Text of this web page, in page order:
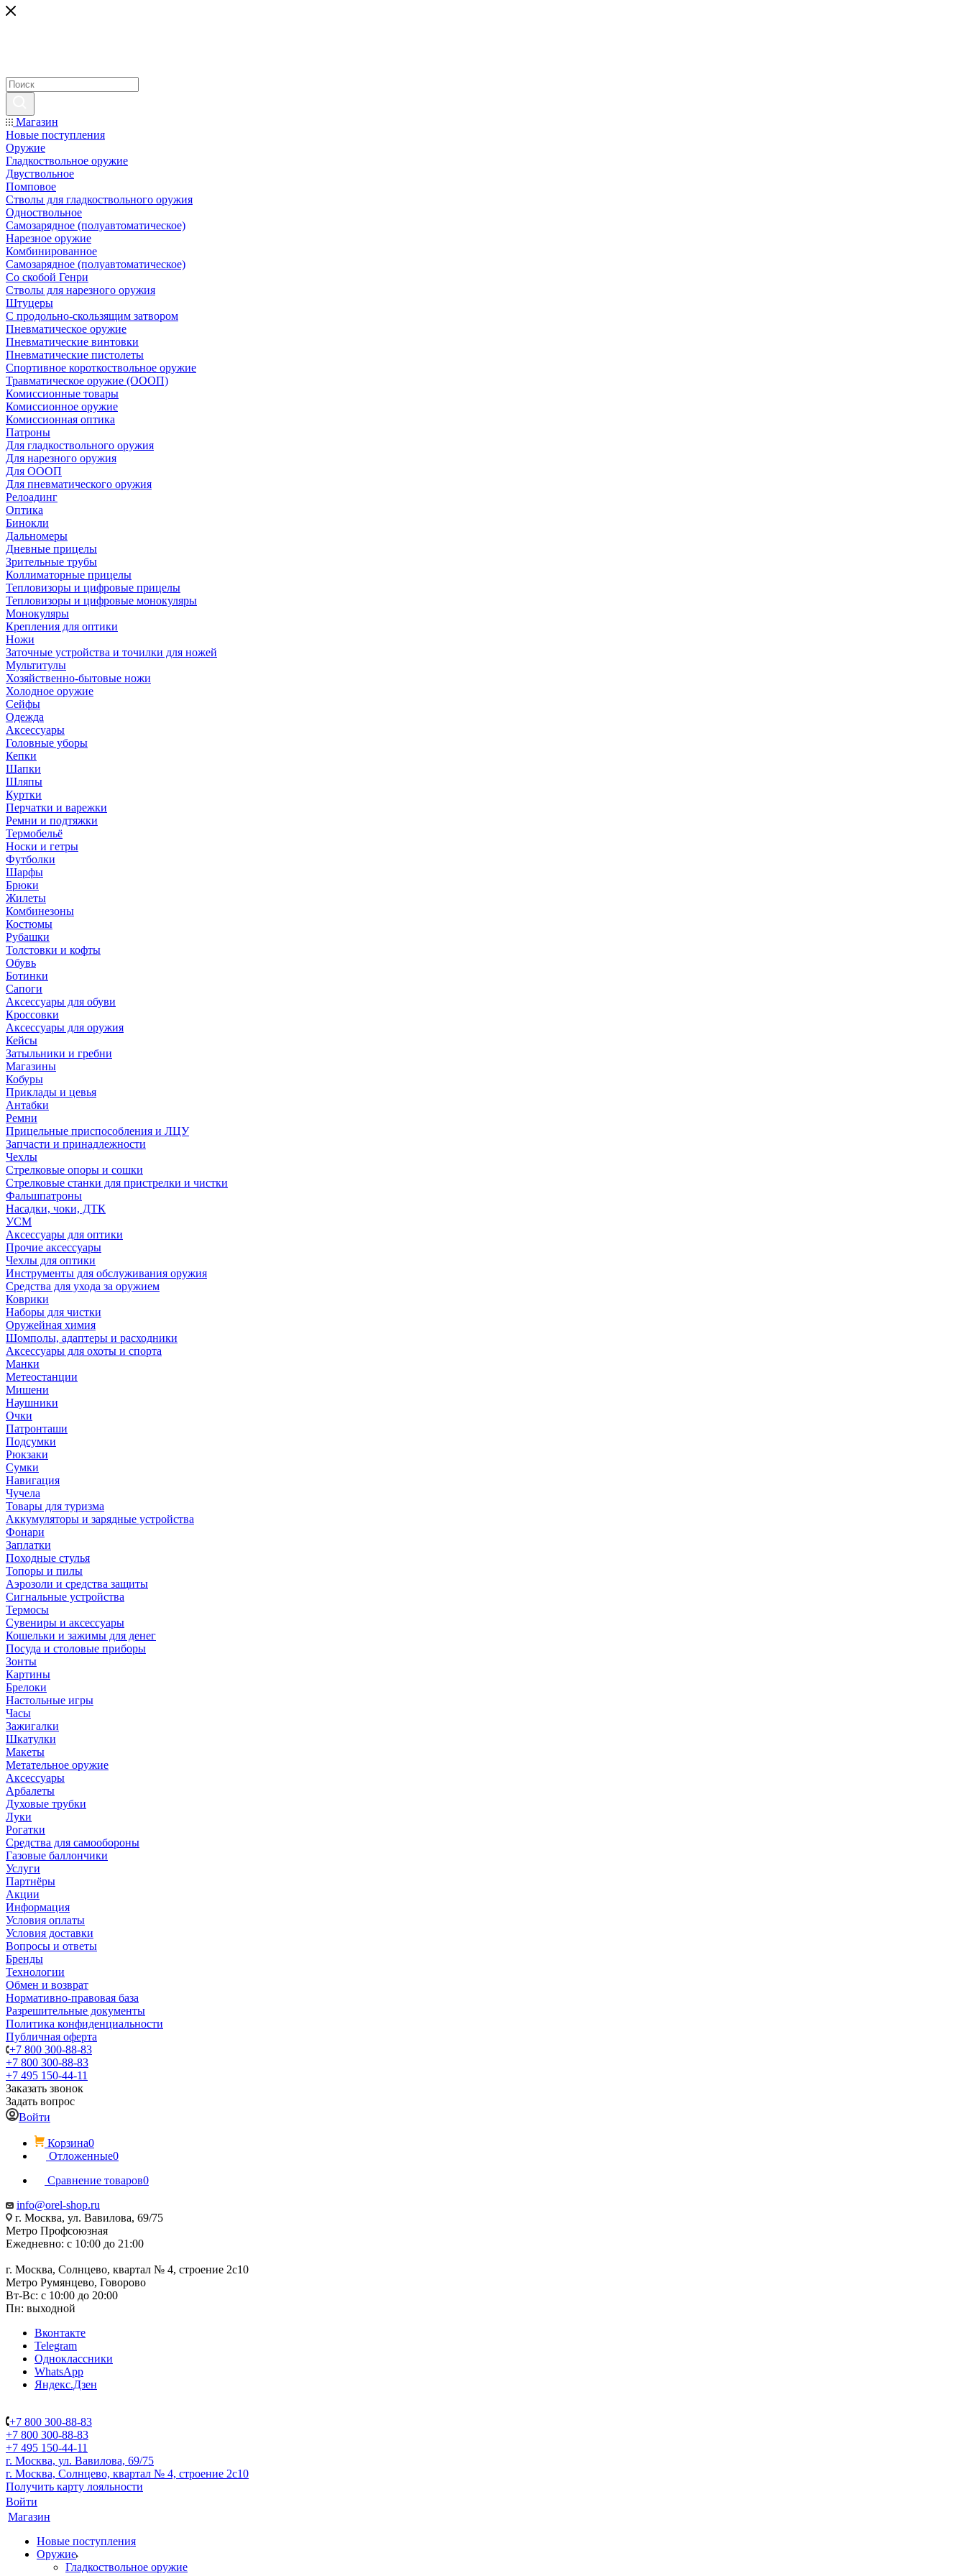
Магазин
Новые поступления
Оружие
Гладкоствольное оружие
Двуствольное
Помповое
Стволы для гладкоствольного оружия
Одноствольное
Самозарядное (полуавтоматическое)
Нарезное оружие
Комбинированное
Самозарядное (полуавтоматическое)
Со скобой Генри
Стволы для нарезного оружия
Штуцеры
С продольно-скользящим затвором
Пневматическое оружие
Пневматические винтовки
Пневматические пистолеты
Спортивное короткоствольное оружие
Травматическое оружие (ОООП)
Комиссионные товары
Комиссионное оружие
Комиссионная оптика
Патроны
Для гладкоствольного оружия
Для нарезного оружия
Для ОООП
Для пневматического оружия
Релоадинг
Оптика
Бинокли
Дальномеры
Дневные прицелы
Зрительные трубы
Коллиматорные прицелы
Тепловизоры и цифровые прицелы
Тепловизоры и цифровые монокуляры
Монокуляры
Крепления для оптики
Ножи
Заточные устройства и точилки для ножей
Мультитулы
Хозяйственно-бытовые ножи
Холодное оружие
Сейфы
Одежда
Аксессуары
Головные уборы
Кепки
Шапки
Шляпы
Куртки
Перчатки и варежки
Ремни и подтяжки
Термобельё
Носки и гетры
Футболки
Шарфы
Брюки
Жилеты
Комбинезоны
Костюмы
Рубашки
Толстовки и кофты
Обувь
Ботинки
Сапоги
Аксессуары для обуви
Кроссовки
Аксессуары для оружия
Кейсы
Затыльники и гребни
Магазины
Кобуры
Приклады и цевья
Антабки
Ремни
Прицельные приспособления и ЛЦУ
Запчасти и принадлежности
Чехлы
Стрелковые опоры и сошки
Стрелковые станки для пристрелки и чистки
Фальшпатроны
Насадки, чоки, ДТК
УСМ
Аксессуары для оптики
Прочие аксессуары
Чехлы для оптики
Инструменты для обслуживания оружия
Средства для ухода за оружием
Коврики
Наборы для чистки
Оружейная химия
Шомполы, адаптеры и расходники
Аксессуары для охоты и спорта
Манки
Метеостанции
Мишени
Наушники
Очки
Патронташи
Подсумки
Рюкзаки
Сумки
Навигация
Чучела
Товары для туризма
Аккумуляторы и зарядные устройства
Фонари
Заплатки
Походные стулья
Топоры и пилы
Аэрозоли и средства защиты
Сигнальные устройства
Термосы
Сувениры и аксессуары
Кошельки и зажимы для денег
Посуда и столовые приборы
Зонты
Картины
Брелоки
Настольные игры
Часы
Зажигалки
Шкатулки
Макеты
Метательное оружие
Аксессуары
Арбалеты
Духовые трубки
Луки
Рогатки
Средства для самообороны
Газовые баллончики
Услуги
Партнёры
Акции
Информация
Условия оплаты
Условия доставки
Вопросы и ответы
Бренды
Технологии
Обмен и возврат
Нормативно-правовая база
Разрешительные документы
Политика конфиденциальности
Публичная оферта
+7 800 300-88-83
+7 800 300-88-83
+7 495 150-44-11
Заказать звонок
Задать вопрос
Войти
Корзина0
Отложенные0
Сравнение товаров0
info@orel-shop.ru
г. Москва, ул. Вавилова, 69/75
Метро Профсоюзная
Ежедневно: с 10:00 до 21:00
г. Москва, Солнцево, квартал № 4, строение 2с10
Метро Румянцево, Говорово
Вт-Вс: с 10:00 до 20:00
Пн: выходной
Вконтакте
Telegram
Одноклассники
WhatsApp
Яндекс.Дзен
+7 800 300-88-83
+7 800 300-88-83
+7 495 150-44-11
г. Москва, ул. Вавилова, 69/75
г. Москва, Солнцево, квартал № 4, строение 2с10
Получить карту лояльности
Войти
Магазин
Новые поступления
Оружие
Гладкоствольное оружие